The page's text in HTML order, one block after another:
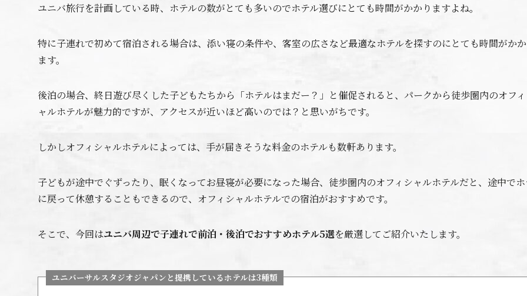
ユニバ旅行を計画している時、ホテルの数がとても多いのでホテル選びにとても時間がかかりますよね。
特に子連れで初めて宿泊される場合は、添い寝の条件や、客室の広さなど最適なホテルを探すのにとても時間がか
ます。
後泊の場合、終日遊び尽くした子どもたちから「ホテルはまだー？」と催促されると、パークから徒歩圏内のオフ
ャルホテルが魅力的ですが、アクセスが近いほど高いのでは？と思いがちです。
しかしオフィシャルホテルによっては、手が届きそうな料金のホテルも数軒あります。
子どもが途中でぐずったり、眠くなってお昼寝が必要になった場合、徒歩圏内のオフィシャルホテルだと、途中で
に戻って休憩することもできるので、オフィシャルホテルでの宿泊がおすすめです。
そこで、今回はユニバ周辺で子連れで前泊・後泊でおすすめホテル5選を厳選してご紹介いたします。
ユニバーサルスタジオジャパンと提携しているホテルは3種類